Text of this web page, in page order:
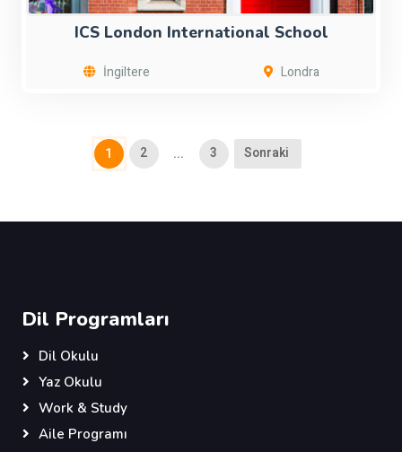
ICS London International School
İngiltere Londra
1 2 ... 3 Sonraki
Dil Programları
Dil Okulu
Yaz Okulu
Work & Study
Aile Programı